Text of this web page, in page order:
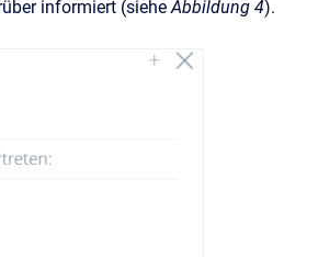
informiert (sieheAbbildung 4).